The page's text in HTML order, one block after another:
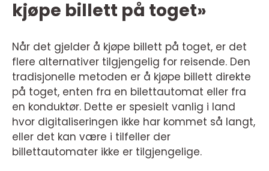
kjøpe billett på toget»
Når det gjelder å kjøpe billett på toget, er det
flere alternativer tilgjengelig for reisende. Den
tradisjonelle metoden er å kjøpe billett direkte
på toget, enten fra en bilettautomat eller fra
en konduktør. Dette er spesielt vanlig i land
hvor digitaliseringen ikke har kommet så langt,
eller det kan være i tilfeller der
billettautomater ikke er tilgjengelige.